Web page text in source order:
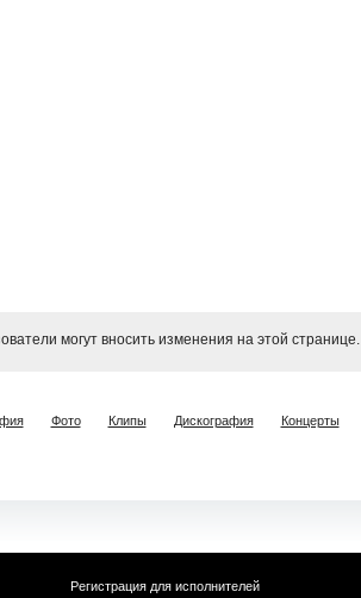
могут вносить изменения на этой странице.
Фото Клипы Дискография Концерты
Регистрация для исполнителей